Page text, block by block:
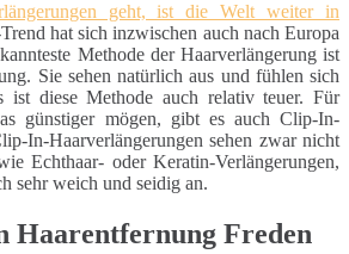
geht, ist die Welt weiter in
hat sich inzwischen auch nach Europa
Methode der Haarverlängerung ist
Sie sehen natürlich aus und fühlen sich
ist diese Methode auch relativ teuer. Für
günstiger mögen, gibt es auch Clip-In-
In-Haarverlängerungen sehen zwar nicht
Echthaar- oder Keratin-Verlängerungen,
sehr weich und seidig an.
Haarentfernung Freden